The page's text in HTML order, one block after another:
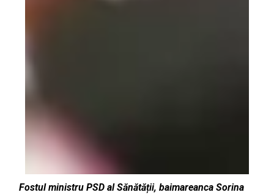
Fostul ministru PSD al Sănătății, baimareanca Sorina